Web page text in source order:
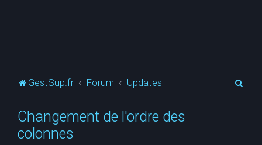
GestSup.fr Forum Updates
Changement de l'ordre des
colonnes